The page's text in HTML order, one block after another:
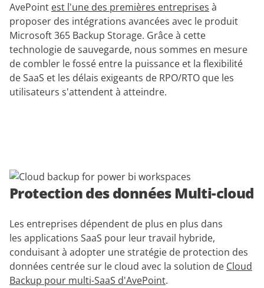
AvePoint est l'une des premières entreprises à
proposer des intégrations avancées avec le produit
Microsoft 365 Backup Storage. Grâce à cette
technologie de sauvegarde, nous sommes en mesure
de combler le fossé entre la puissance et la flexibilité
de SaaS et les délais exigeants de RPO/RTO que les
utilisateurs s'attendent à atteindre.
Protection des données Multi-cloud
Les entreprises dépendent de plus en plus dans
les applications SaaS pour leur travail hybride,
conduisant à adopter une stratégie de protection des
données centrée sur le cloud avec la solution de Cloud
Backup pour multi-SaaS d'AvePoint.